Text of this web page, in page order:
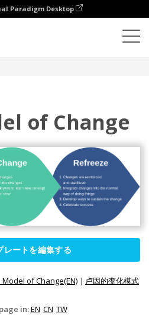
Paradigm Desktop
of Change
レートを編集する
Model of Change(EN) | 卢因的变化模式
in:EN CN TW